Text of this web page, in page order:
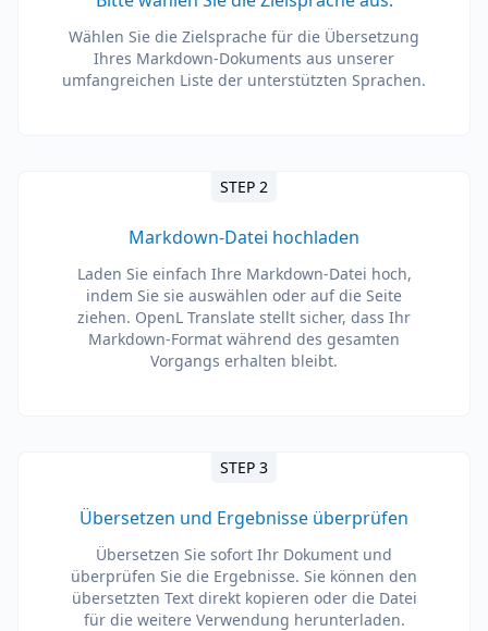
Wählen Sie die Zielsprache für die Übersetzung
Ihres Markdown-Dokuments aus unserer
umfangreichen Liste der unterstützten Sprachen.
STEP 2
Markdown-Datei hochladen
Laden Sie einfach Ihre Markdown-Datei hoch,
indem Sie sie auswählen oder auf die Seite
ziehen. OpenL Translate stellt sicher, dass Ihr
Markdown-Format während des gesamten
Vorgangs erhalten bleibt.
STEP 3
Übersetzen und Ergebnisse überprüfen
Übersetzen Sie sofort Ihr Dokument und
überprüfen Sie die Ergebnisse. Sie können den
übersetzten Text direkt kopieren oder die Datei
für die weitere Verwendung herunterladen.